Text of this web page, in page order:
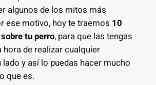
algunos de los mitos más
ese motivo, hoy te traemos 10
tu perro, para que las tengas
hora de realizar cualquier
lado y así lo puedas hacer mucho
que es.